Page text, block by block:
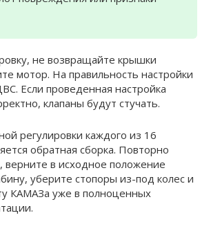
не возвращайте крышки
мотор. На правильность настройки
Если проведенная настройка
клапаны будут стучать.
регулировки каждого из 16
обратная сборка. Повторно
верните в исходное положение
уберите стопоры из-под колес и
КАМАЗа уже в полноценных